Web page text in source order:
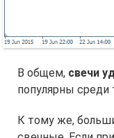
В общем, свечи
популярны среди
К тому же,